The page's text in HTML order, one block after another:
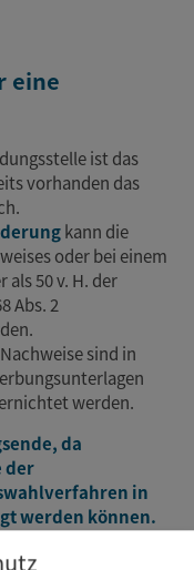
eine
ist das
vorhanden das
kann die
oder bei einem
als 50 v. H. der
Abs. 2
sind in
werden.
da
der
in
werden können.